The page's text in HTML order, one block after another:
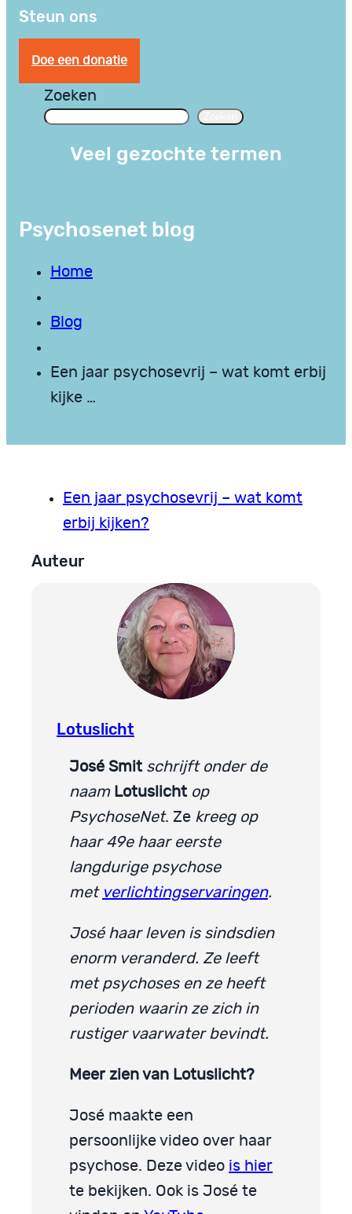
Steun ons
Doe een donatie
Zoeken
Veel gezochte termen
Psychosenet blog
Home
Blog
Een jaar psychosevrij – wat komt erbij
kijke …
Een jaar psychosevrij – wat komt
erbij kijken?
Auteur
Lotuslicht
José Smit schrijft onder de
naam Lotuslicht op
PsychoseNet. Ze kreeg op
haar 49e haar eerste
langdurige psychose
met verlichtingservaringen.
José haar leven is sindsdien
enorm veranderd. Ze leeft
met psychoses en ze heeft
perioden waarin ze zich in
rustiger vaarwater bevindt.
Meer zien van Lotuslicht?
José maakte een
persoonlijke video over haar
psychose. Deze video is hier
te bekijken. Ook is José te